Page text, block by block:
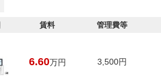
賃料 管理費等
6.60万円 3,500円